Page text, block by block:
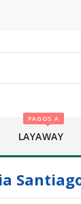
LAYAWAY
PAGOS A